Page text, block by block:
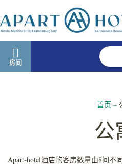
房间
首页 –
公
Apart-hotel酒店的客房数量由8间不